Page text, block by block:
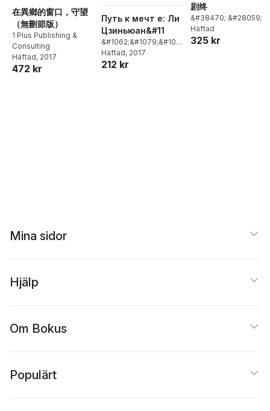
在異鄉的窗口，守望
（無刪節版）
1 Plus Publishing &
Consulting
Häftad, 2017
472 kr
Путь к мечт е: Ли
Цзиньюан&#11
&#1062;&#1079;&#1080;&#1085;&#1100;&#110
&#1052;&#1072;&#1082;&#1082;&#1086;&#108
Häftad, 2017
212 kr
剧终
&#38470; &#28059;
Häftad
325 kr
Mina sidor
Hjälp
Om Bokus
Populärt